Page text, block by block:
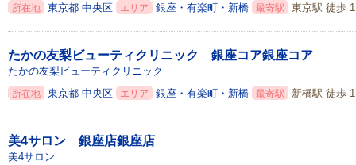
所在地 東京都 中央区 エリア 銀座・有楽町・新橋 最寄駅 東京駅 徒歩
たかの友梨ビューティクリニック 銀座コア銀座コア
たかの友梨ビューティクリニック
所在地 東京都 中央区 エリア 銀座・有楽町・新橋 最寄駅 新橋駅 徒歩
美4サロン 銀座店銀座店
美4サロン